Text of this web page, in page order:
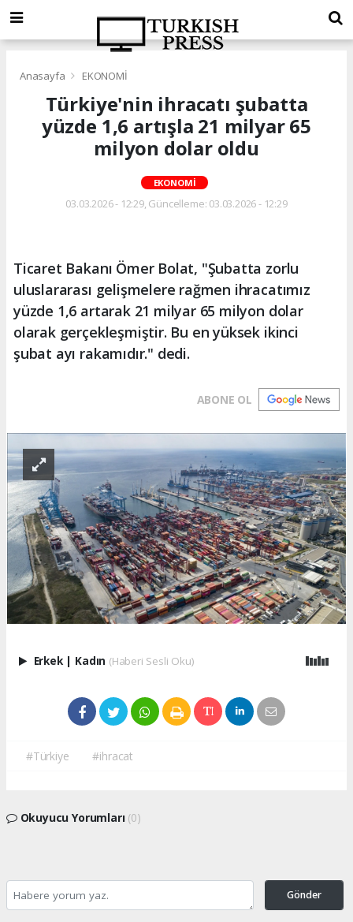
Anasayfa EKONOMİ
Türkiye'nin ihracatı şubatta
yüzde 1,6 artışla 21 milyar 65
milyon dolar oldu
EKONOMİ
03.03.2026 - 12:29, Güncelleme: 03.03.2026 - 12:29
Ticaret Bakanı Ömer Bolat, "Şubatta zorlu
uluslararası gelişmelere rağmen ihracatımız
yüzde 1,6 artarak 21 milyar 65 milyon dolar
olarak gerçekleşmiştir. Bu en yüksek ikinci
şubat ayı rakamıdır." dedi.
ABONE OL
Erkek | Kadın (Haberi Sesli Oku)
#Türkiye #ihracat
Okuyucu Yorumları (0)
Gönder